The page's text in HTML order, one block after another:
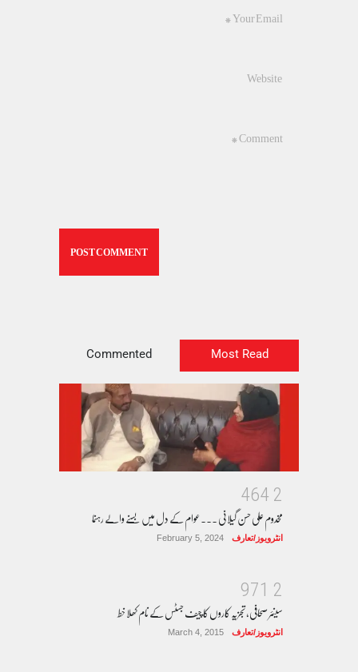
Most Read
Commented
2
4
6
4
مخدوم علی حسن گیلانی ۔۔۔عوام کے دل میں بسنے والے رہنما
انٹرویوز/تعارف February 5, 2024
2
1
7
9
سینئر صحافی، تجزیہ کاروں کا چیف جسٹس کے نام کھلا خط
انٹرویوز/تعارف March 4, 2015